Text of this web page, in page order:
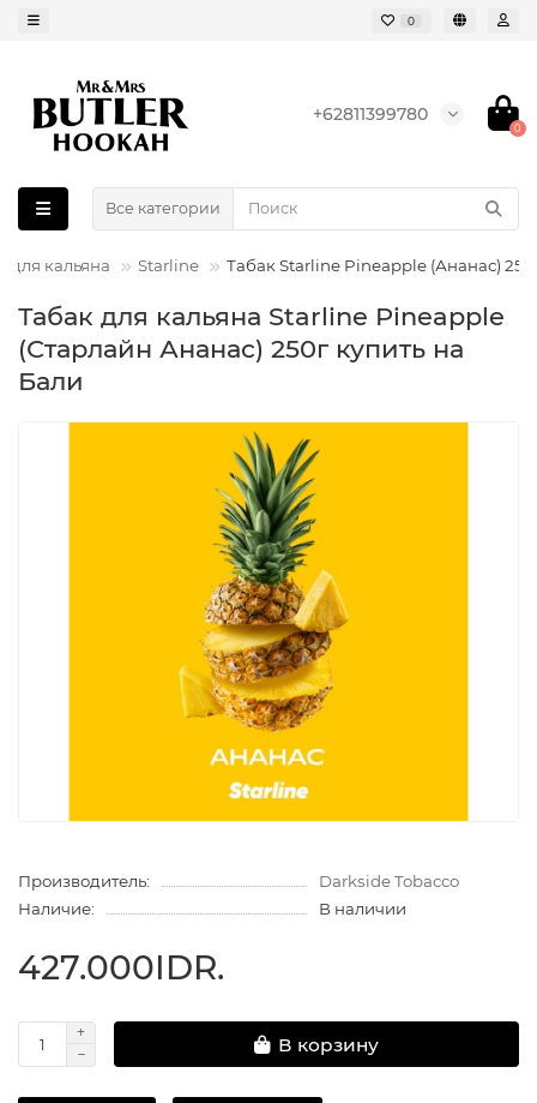
0
+62811399780
0
Все категории
для кальяна Starline Табак Starline Pineapple (Ананас)
Табак для кальяна Starline Pineapple
(Старлайн Ананас) 250г купить на
Бали
Производитель:
Darkside Tobacco
Наличие:
В наличии
427.000IDR.
В корзину